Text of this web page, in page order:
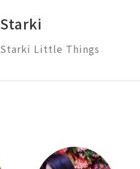
Starki
Starki Little Things